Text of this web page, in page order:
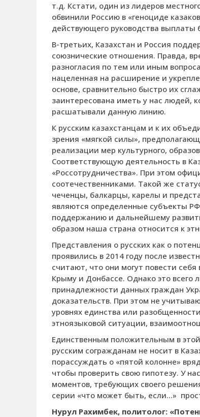
т.д. Кстати, один из лидеров
обвинили Россию в «геноциде
действующего руководства
В-третьих, Казахстан и Россия
союзнические отношения. Правда,
разногласия по тем или иным
нацеленная на расширение и
основе, сравнительно быстро их
заинтересована иметь у нас людей,
расшатывали данную линию.
К русским казахстанцам и к их
зрения «мягкой силы»,
реализации мер культурного,
Соответствующую деятельность в
«Россотрудничества». При этом
соотечественниками. Такой же
чеченцы, балкарцы, карелы и
являются определенные субъекты
поддержанию и дальнейшему
образом наша страна относится к
Представления о русских как о
проявились в 2014 году после
считают, что они могут повести себя
Крыму и Донбассе. Однако это всего
принадлежности данных граждан
доказательств. При этом не
уровнях единства или
этноязыковой ситуации,
Единственным положительным в
русским согражданам не носит в
порассуждать о «пятой колонне»
чтобы проверить свою гипотезу. У
моментов, требующих своего
серии «что может быть, если…»
Нурул Рахимбек, политолог: